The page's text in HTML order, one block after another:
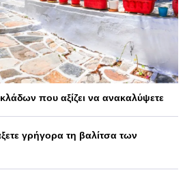
που αξίζει να ανακαλύψετε
γρήγορα τη βαλίτσα των